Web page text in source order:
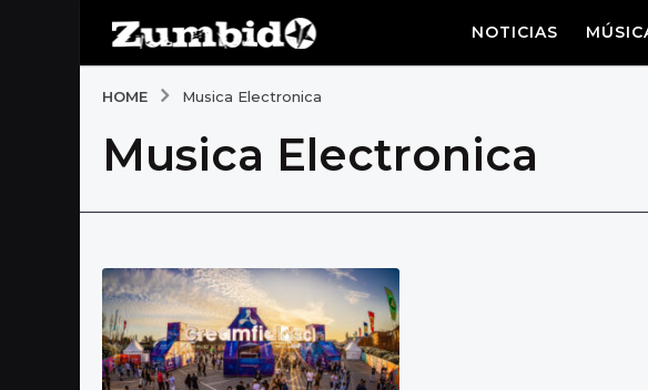
NOTICIAS
HOME Musica Electronica
Musica Electronica